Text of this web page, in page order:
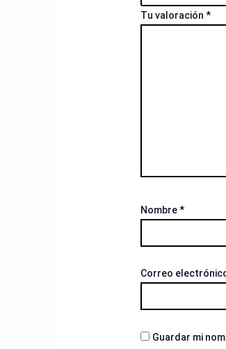
Tu valoración *
Nombre*
Correo
Guardar mi